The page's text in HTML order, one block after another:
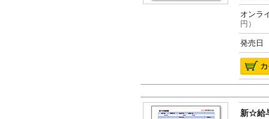
オン
円）
発売日
新☆給